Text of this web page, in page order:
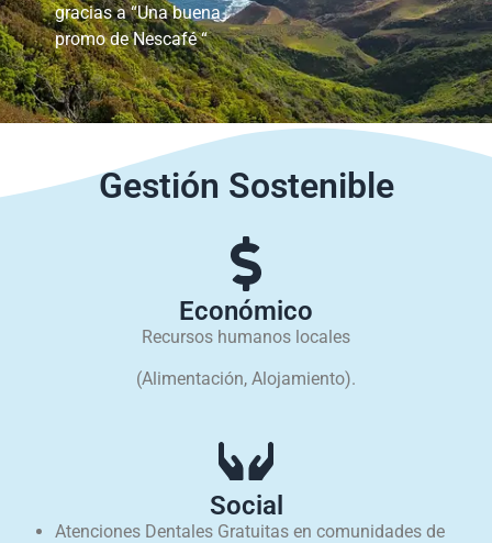
gracias a “Una buena
promo de Nescafé “
Gestión Sostenible
Económico
Recursos humanos locales
(Alimentación, Alojamiento).
Social
Atenciones Dentales Gratuitas en comunidades de